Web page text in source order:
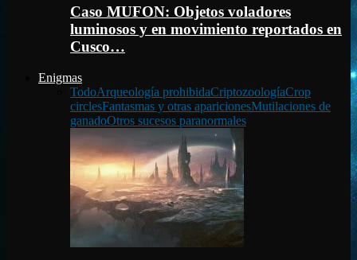
Caso MUFON: Objetos voladores
luminosos y en movimiento reportados en
Cusco…
Enigmas
TodoArqueología prohibidaCriptozoologíaCrop
circlesFantasmas y otras aparicionesMutilaciones de
ganadoOtros sucesos paranormales